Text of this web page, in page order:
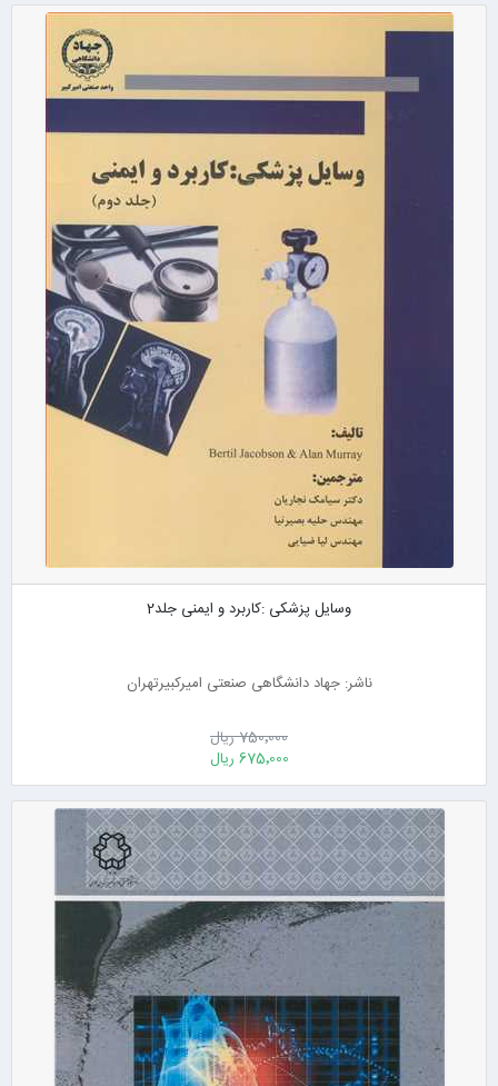
وسایل پزشکی :کاربرد و ایمنی جلد2
ناشر: جهاد دانشگاهی صنعتی امیرکبیرتهران
750٬000 ریال
675٬000 ریال